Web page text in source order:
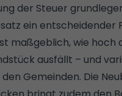
der Steuer
ein entscheidender
maßgeblich, wie hoch
ausfällt – und
Gemeinden. Die